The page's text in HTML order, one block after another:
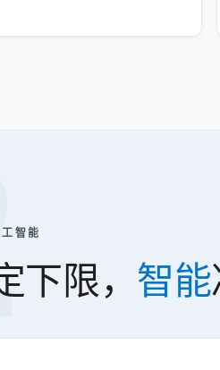
智能
下限， 智能